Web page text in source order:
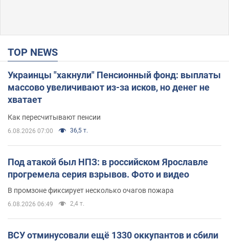
TOP NEWS
Украинцы "хакнули" Пенсионный фонд: выплаты
массово увеличивают из-за исков, но денег не
хватает
Как пересчитывают пенсии
6.08.2026 07:00 36,5 т.
Под атакой был НПЗ: в российском Ярославле
прогремела серия взрывов. Фото и видео
В промзоне фиксирует несколько очагов пожара
6.08.2026 06:49 2,4 т.
ВСУ отминусовали ещё 1330 оккупантов и сбили